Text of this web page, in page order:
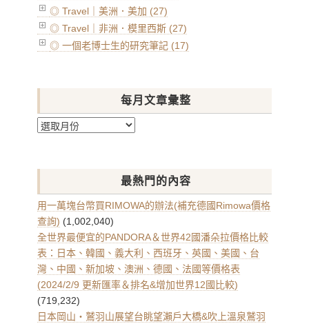
◎ Travel｜美洲．美加 (27)
◎ Travel｜非洲．模里西斯 (27)
◎ 一個老博士生的研究筆記 (17)
每月文章彙整
每
章
整
最熱門的內容
用一萬塊台幣買RIMOWA的辦法(補充德國Rimowa價格
查詢) (1,002,040)
全世界最便宜的PANDORA＆世界42國潘朵拉價格比較
表：日本、韓國、義大利、西班牙、英國、美國、台
灣、中國、新加坡、澳洲、德國、法國等價格表
(2024/2/9 更新匯率＆排名&增加世界12國比較)
(719,232)
日本岡山・鷲羽山展望台眺望瀨戶大橋&吹上溫泉鷲羽